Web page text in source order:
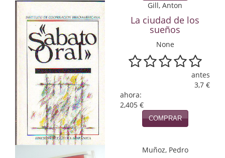
Informática
Literatura fantástica
Literatura hispanoamericana
Local
Mafia y espionaje
Matemáticas
Medicina
Gill, Anton
La ciudad de los
sueños
None
antes
3,7 €
ahora:
2,405 €
COMPRAR
Muñoz, Pedro